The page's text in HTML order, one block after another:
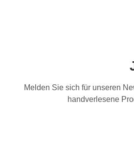
Melden Sie sich für unseren
handverlesene